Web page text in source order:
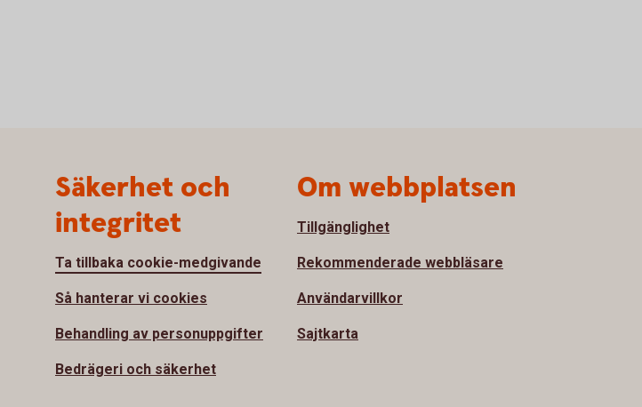
Säkerhet och
integritet
Ta tillbaka cookie-medgivande
Så hanterar vi cookies
Behandling av personuppgifter
Bedrägeri och säkerhet
Om webbplatsen
Tillgänglighet
Rekommenderade webbläsare
Användarvillkor
Sajtkarta